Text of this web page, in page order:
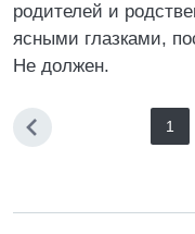
родителей и
ясными глазками,
Не должен.
1